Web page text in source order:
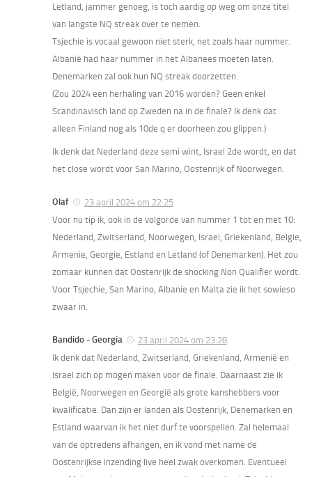
Letland, jammer genoeg, is toch aardig op weg om onze titel
van langste NQ streak over te nemen.
Tsjechie is vocaal gewoon niet sterk, net zoals haar nummer.
Albanië had haar nummer in het Albanees moeten laten.
Denemarken zal ook hun NQ streak doorzetten.
(Zou 2024 een herhaling van 2016 worden? Geen enkel
Scandinavisch land op Zweden na in de finale? Ik denk dat
alleen Finland nog als 10de q er doorheen zou glippen.)
Ik denk dat Nederland deze semi wint, Israel 2de wordt, en dat
het close wordt voor San Marino, Oostenrijk of Noorwegen.
Olaf
23 april 2024 om 22:25
Voor nu tip ik, ook in de volgorde van nummer 1 tot en met 10:
Nederland, Zwitserland, Noorwegen, Israel, Griekenland, Belgie,
Armenie, Georgie, Estland en Letland (of Denemarken). Het zou
zomaar kunnen dat Oostenrijk de shocking Non Qualifier wordt.
Voor Tsjechie, San Marino, Albanie en Malta zie ik het sowieso
zwaar in.
Bandido - Georgia
23 april 2024 om 23:28
Ik denk dat Nederland, Zwitserland, Griekenland, Armenië en
Israel zich op mogen maken voor de finale. Daarnaast zie ik
België, Noorwegen en Georgië als grote kanshebbers voor
kwalificatie. Dan zijn er landen als Oostenrijk, Denemarken en
Estland waarvan ik het niet durf te voorspellen. Zal helemaal
van de optredens afhangen, en ik vond met name de
Oostenrijkse inzending live heel zwak overkomen. Eventueel